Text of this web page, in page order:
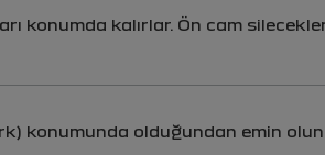
konumda kalırlar. Ön cam
konumunda olduğundan emin